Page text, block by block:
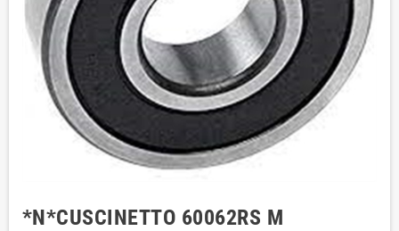
*N*CUSCINETTO 60062RS M